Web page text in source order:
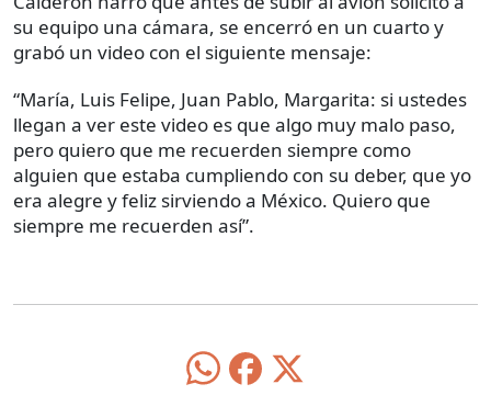
su equipo una cámara, se encerró en un cuarto y
grabó un video con el siguiente mensaje:
“María, Luis Felipe, Juan Pablo, Margarita: si ustedes
llegan a ver este video es que algo muy malo paso,
pero quiero que me recuerden siempre como
alguien que estaba cumpliendo con su deber, que yo
era alegre y feliz sirviendo a México. Quiero que
siempre me recuerden así”.